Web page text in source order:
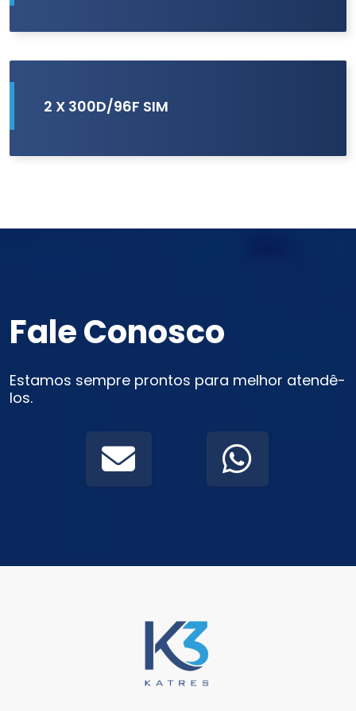
2 X 300D/96F SIM
Fale Conosco
Estamos sempre prontos para melhor atendê-
los.